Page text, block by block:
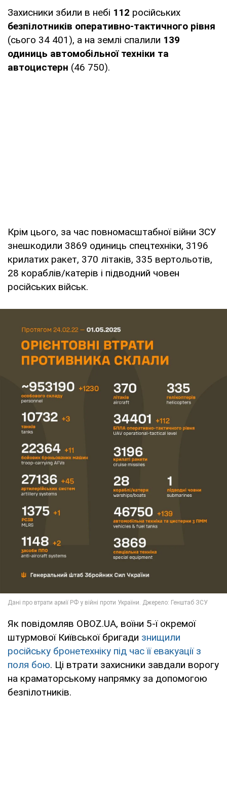
Захисники збили в небі 112 російських
безпілотників оперативно-тактичного рівня
(сього 34 401), а на землі спалили 139
одиниць автомобільної техніки та
автоцистерн (46 750).
Крім цього, за час повномасштабної війни ЗСУ
знешкодили 3869 одиниць спецтехніки, 3196
крилатих ракет, 370 літаків, 335 вертольотів,
28 кораблів/катерів і підводний човен
російських військ.
Як повідомляв OBOZ.UA, воїни 5-ї окремої
штурмової Київської бригади знищили
російську бронетехніку під час її евакуації з
поля бою. Ці втрати захисники завдали ворогу
на краматорському напрямку за допомогою
безпілотників.